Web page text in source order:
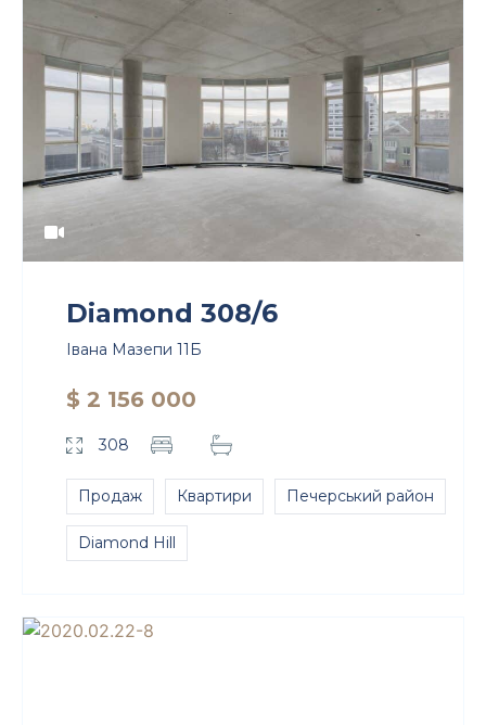
Diamond 308/6
Івана Мазепи 11Б
$ 2 156 000
308
Продаж Квартири Печерський район
Diamond Hill